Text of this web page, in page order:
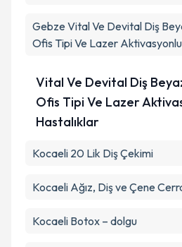
Gebze Vital Ve Devital Diş
Ofis Tipi Ve Lazer
Vital Ve Devital Diş
Ofis Tipi Ve Lazer
Hastalıklar
Kocaeli 20 Lik Diş Çekimi
Kocaeli Ağız, Diş ve Çene
Kocaeli Botox – dolgu